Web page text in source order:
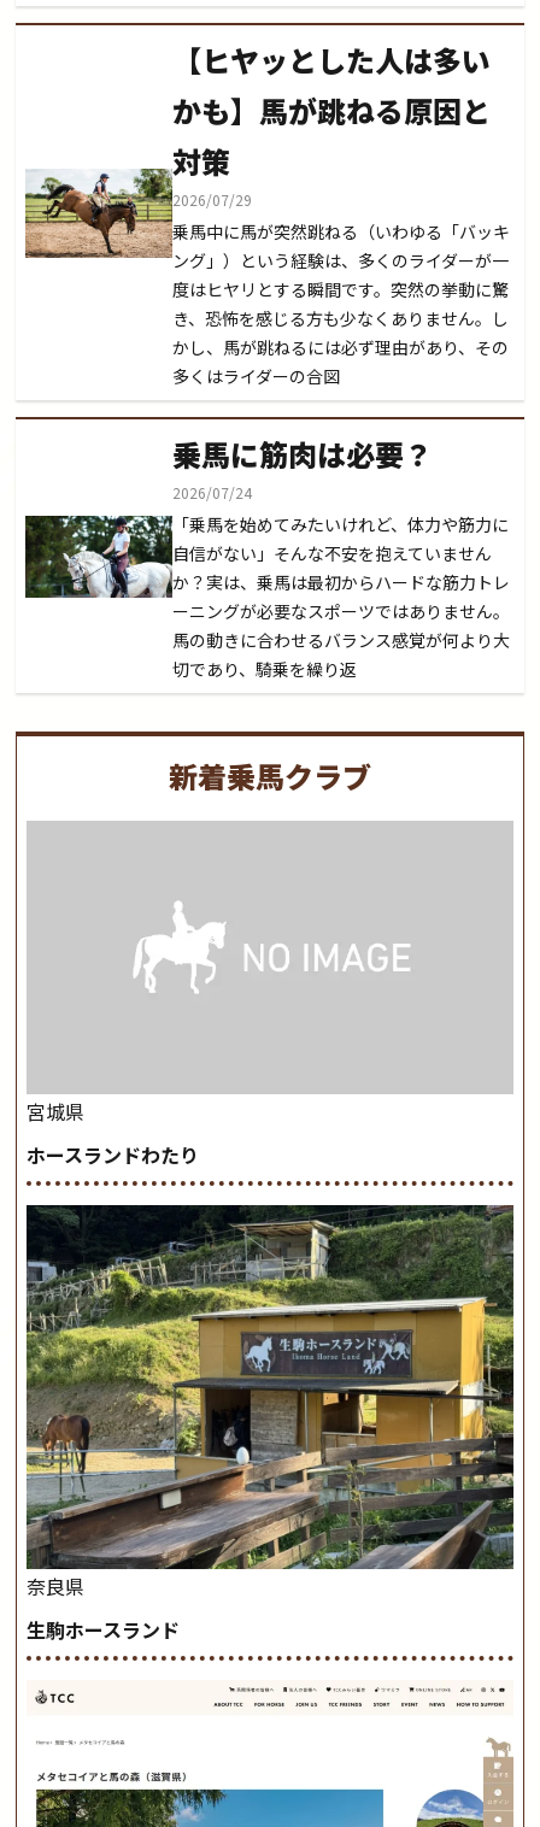
【ヒヤッとした人は多い
かも】馬が跳ねる原因と
対策
2026/07/29
乗馬中に馬が突然跳ねる（いわゆる「バッキ
ング」）という経験は、多くのライダーが一
度はヒヤリとする瞬間です。突然の挙動に驚
き、恐怖を感じる方も少なくありません。し
かし、馬が跳ねるには必ず理由があり、その
多くはライダーの合図
乗馬に筋肉は必要？
2026/07/24
「乗馬を始めてみたいけれど、体力や筋力に
自信がない」そんな不安を抱えていません
か？実は、乗馬は最初からハードな筋力トレ
ーニングが必要なスポーツではありません。
馬の動きに合わせるバランス感覚が何より大
切であり、騎乗を繰り返
新着乗馬クラブ
宮城県
ホースランドわたり
奈良県
生駒ホースランド